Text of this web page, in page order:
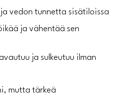
vedon tunnetta sisätiloissa
ja vähentää sen
ja sulkeutuu ilman
mutta tärkeä